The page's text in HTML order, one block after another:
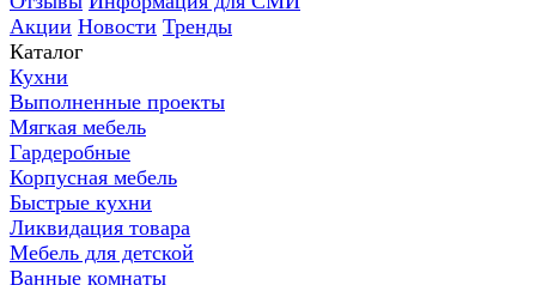
Акции Новости Тренды
Каталог
Кухни
Выполненные проекты
Мягкая мебель
Гардеробные
Корпусная мебель
Быстрые кухни
Ликвидация товара
Мебель для детской
Ванные комнаты